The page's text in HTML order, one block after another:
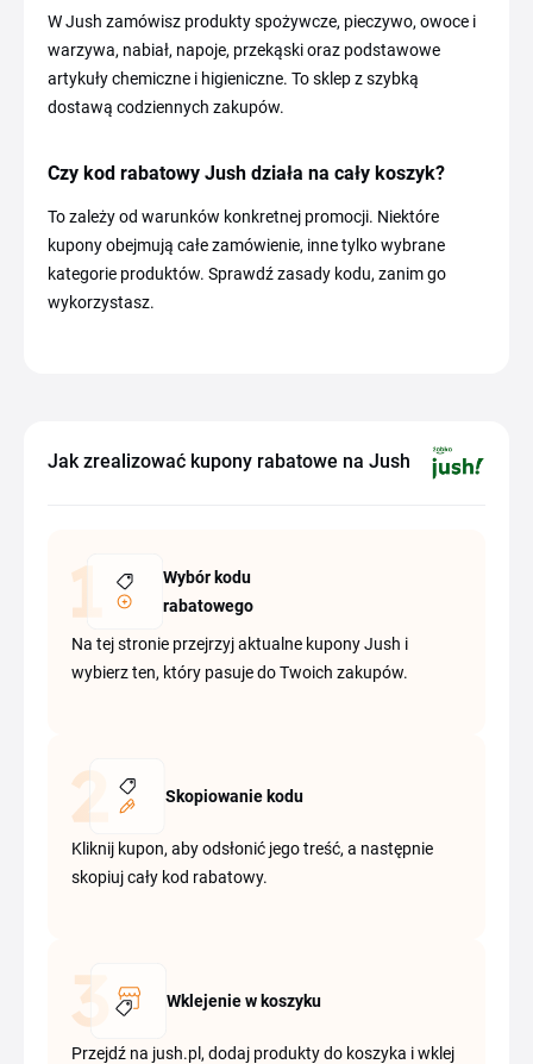
W Jush zamówisz produkty spożywcze, pieczywo, owoce i
warzywa, nabiał, napoje, przekąski oraz podstawowe
artykuły chemiczne i higieniczne. To sklep z szybką
dostawą codziennych zakupów.
Czy kod rabatowy Jush działa na cały koszyk?
To zależy od warunków konkretnej promocji. Niektóre
kupony obejmują całe zamówienie, inne tylko wybrane
kategorie produktów. Sprawdź zasady kodu, zanim go
wykorzystasz.
Jak zrealizować kupony rabatowe na Jush
Wybór kodu
rabatowego
Na tej stronie przejrzyj aktualne kupony Jush i
wybierz ten, który pasuje do Twoich zakupów.
Skopiowanie kodu
Kliknij kupon, aby odsłonić jego treść, a następnie
skopiuj cały kod rabatowy.
Wklejenie w koszyku
Przejdź na jush.pl, dodaj produkty do koszyka i wklej